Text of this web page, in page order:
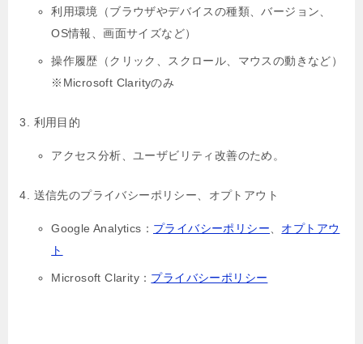
利用環境（ブラウザやデバイスの種類、バージョン、
OS情報、画面サイズなど）
操作履歴（クリック、スクロール、マウスの動きなど）
※Microsoft Clarityのみ
利用目的
アクセス分析、ユーザビリティ改善のため。
送信先のプライバシーポリシー、オプトアウト
Google Analytics： プライバシーポリシー
オプトアウ
ト
Microsoft Clarity： プライバシーポリシー